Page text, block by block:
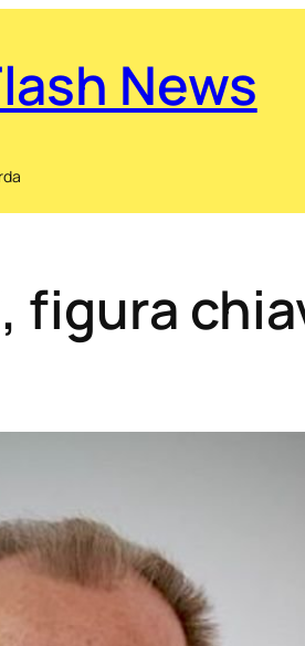
News
figura